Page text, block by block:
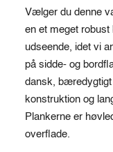
Vælger du denne
en et meget
udseende, idet vi
på sidde- og
dansk, bæredygtigt
konstruktion og
Plankerne er
overflade.